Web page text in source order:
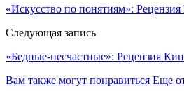
«Искусство по понятиям»:
Следующая запись
«Бедные-несчастные»: Рецензия
Вам также могут понравиться Еще